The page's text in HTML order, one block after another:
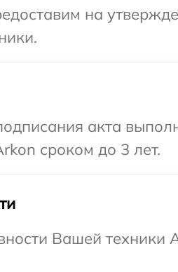
на
акта
сроком до 3 лет.
Вашей техники